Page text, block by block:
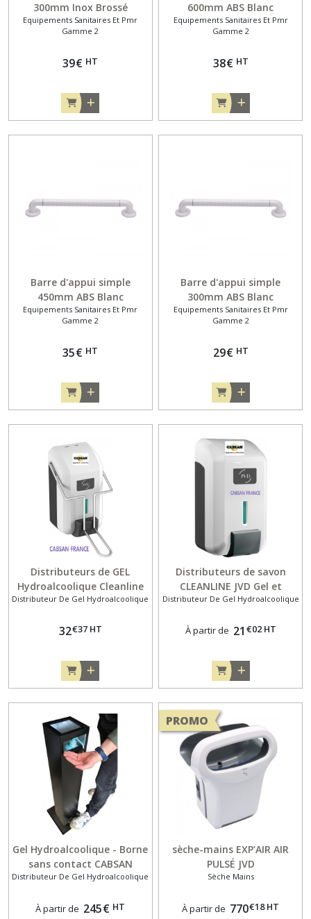
300mm Inox Brossé
Equipements Sanitaires Et Pmr
Gamme 2
39€ HT
600mm ABS Blanc
Equipements Sanitaires Et Pmr
Gamme 2
38€ HT
Barre d'appui simple
450mm ABS Blanc
Equipements Sanitaires Et Pmr
Gamme 2
35€ HT
Barre d'appui simple
300mm ABS Blanc
Equipements Sanitaires Et Pmr
Gamme 2
29€ HT
Distributeurs de GEL
Hydroalcoolique Cleanline
palette blanc
Distributeur De Gel Hydroalcoolique
32€37 HT
Distributeurs de savon
CLEANLINE JVD Gel et
Mousse
Distributeur De Gel Hydroalcoolique
À partir de 21 €02 HT
Gel Hydroalcoolique - Borne
sans contact CABSAN
Distributeur De Gel Hydroalcoolique
À partir de 245€ HT
PROMO
sèche-mains EXP’AIR AIR
PULSÉ JVD
Sèche Mains
À partir de 770€18 HT